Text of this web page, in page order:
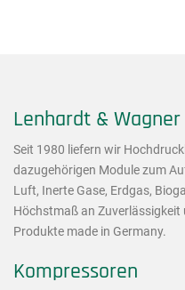
Lenhardt & Wagner
Seit 1980 liefern wir
dazugehörigen Module zum
Luft, Inerte Gase, Erdgas,
Höchstmaß an
Produkte made in Germany.
Kompressoren